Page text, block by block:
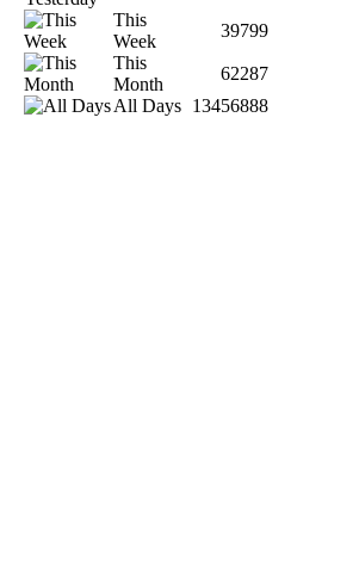
This
Week
39799
This
Month
62287
All Days
13456888